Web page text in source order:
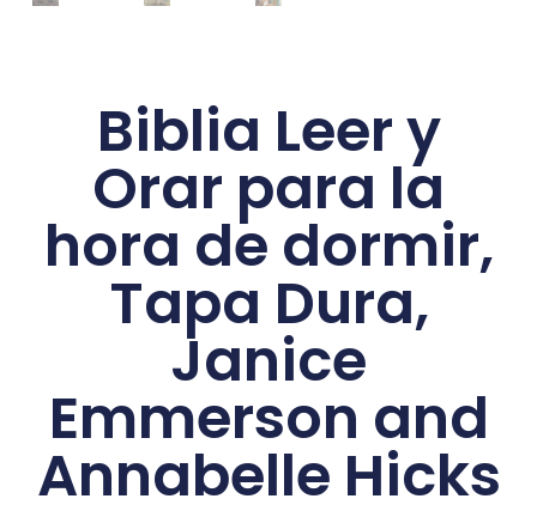
Biblia Leer y
Orar para la
hora de dormir,
Tapa Dura,
Janice
Emmerson and
Annabelle Hicks